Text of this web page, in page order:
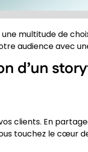
multitude de
audience avec
d’un
clients. En
touchez le cœur